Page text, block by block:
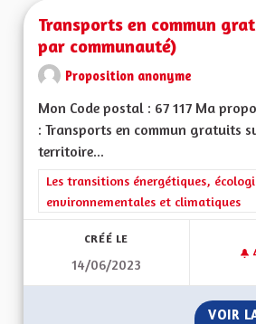
Transports en commun
par communauté)
Proposition anonyme
Mon Code postal : 67 117 Ma
: Transports en commun gratuits
territoire...
Filtrer les résultats de la catégorie :
Les transitions énergétiques,
environnementales et climatiques
CRÉÉ LE
14/06/2023
VOIR